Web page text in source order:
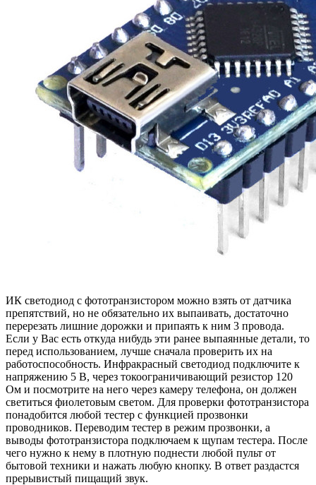
ИК светодиод с фототранзистором можно взять от датчика
препятствий, но не обязательно их выпаивать, достаточно
перерезать лишние дорожки и припаять к ним 3 провода.
Если у Вас есть откуда нибудь эти ранее выпаянные детали, то
перед использованием, лучше сначала проверить их на
работоспособность. Инфракрасный светодиод подключите к
напряжению 5 В, через токоограничивающий резистор 120
Ом и посмотрите на него через камеру телефона, он должен
светиться фиолетовым светом. Для проверки фототранзистора
понадобится любой тестер с функцией прозвонки
проводников. Переводим тестер в режим прозвонки, а
выводы фототранзистора подключаем к щупам тестера. После
чего нужно к нему в плотную поднести любой пульт от
бытовой техники и нажать любую кнопку. В ответ раздастся
прерывистый пищащий звук.